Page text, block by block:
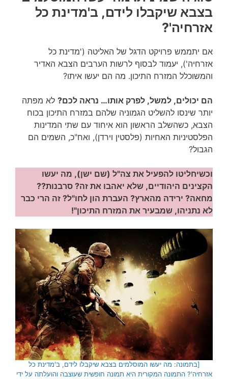
בצבא שיקבלו לידם, ב'מדינת כל
אזרחיה'?
אם יתממש פרויקט הדגל של האליטה ('מדינת כל
אזרחיה'), יעמוד לבסוף לרשות הערבים הצבא האדיר
והמשוכלל המזרח התיכון. מה הם יעשו איתו?
הם יכולים, למשל, לפרק אותו… נראה לכם? לא מפתה
יותר שינסו להשליט הגמוניה שלהם במזרח התיכון בכוח
הצבא, כשהשלב הראשון הוא איחוד עם שתי המדינות
הפלסטיניות האחיות (פלסטין וירדן), ואח"כ, השמים הם
הגבול?
וכשיחליטו להפעיל את צה"ל (שם ישן), מה יעשו
הקצינים היהודיים, שלא יאהבו את זה? סרבנות??
מחאה? ירידה מהארץ? העברת הון לחו"ל? זה הרי כבר
לא נתניהו, שמבעיר את המזרח התיכון"!
[בתמונה: מה יעשו המוסלמים בצבא שיקבלו לידם, ב'מדינת כל
אזרחיה'?התמונה המקורית היא תמונה חופשית שעוצבה והועלתה על ידי